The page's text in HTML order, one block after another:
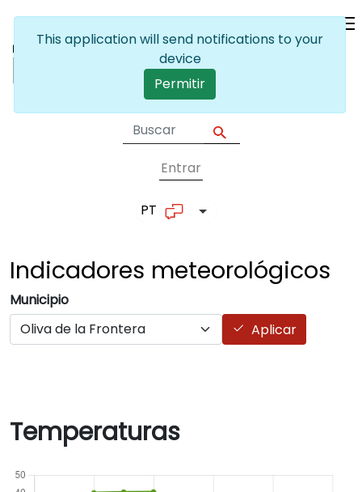
User account
Entrar
PT Lista de ações adicionais
Indicadores meteorológicos
Municipio
Aplicar
Temperaturas
This application will send notifications to your
device
Permitir